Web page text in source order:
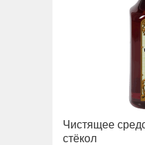
Чистящее
стёкол